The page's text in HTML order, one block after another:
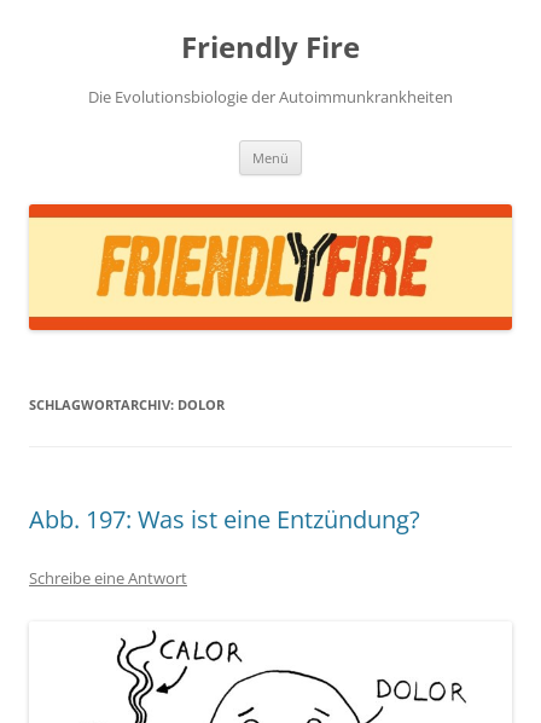
Friendly Fire
Die Evolutionsbiologie der Autoimmunkrankheiten
Menü
SCHLAGWORTARCHIV: DOLOR
Abb. 197: Was ist eine Entzündung?
Schreibe eine Antwort